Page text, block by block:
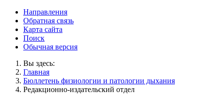
Направления
Обратная связь
Карта сайта
Поиск
Обычная версия
Вы здесь:
Главная
Бюллетень физиологии и патологии дыхания
Редакционно-издательский отдел